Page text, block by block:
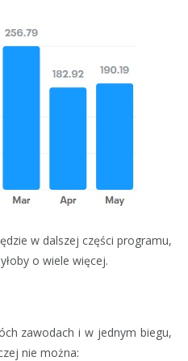
w dalszej części programu,
o wiele więcej.
zawodach i w jednym biegu,
nie można: